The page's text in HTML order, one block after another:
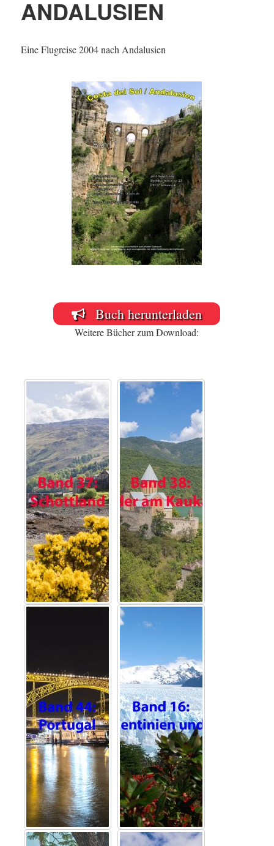
ANDALUSIEN
Eine Flugreise 2004 nach Andalusien
Buch herunterladen
Weitere Bücher zum Download: